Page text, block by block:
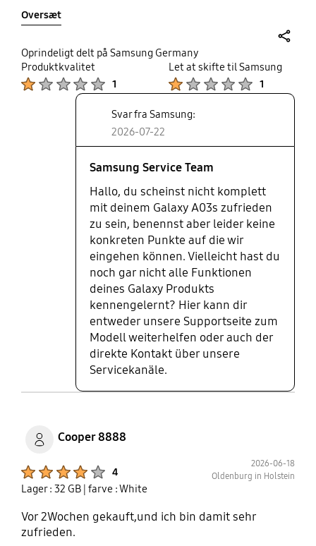
Oversæt
Oprindeligt delt på Samsung Germany
Produktkvalitet
1
Let at skifte til Samsung
1
Svar fra Samsung:
2026-07-22
Samsung Service Team
Hallo, du scheinst nicht komplett
mit deinem Galaxy A03s zufrieden
zu sein, benennst aber leider keine
konkreten Punkte auf die wir
eingehen können. Vielleicht hast du
noch gar nicht alle Funktionen
deines Galaxy Produkts
kennengelernt? Hier kann dir
entweder unsere Supportseite zum
Modell weiterhelfen oder auch der
direkte Kontakt über unsere
Servicekanäle.
Cooper 8888
4
2026-06-18
Oldenburg in Holstein
Lager : 32 GB | farve : White
Vor 2Wochen gekauft,und ich bin damit sehr
zufrieden.